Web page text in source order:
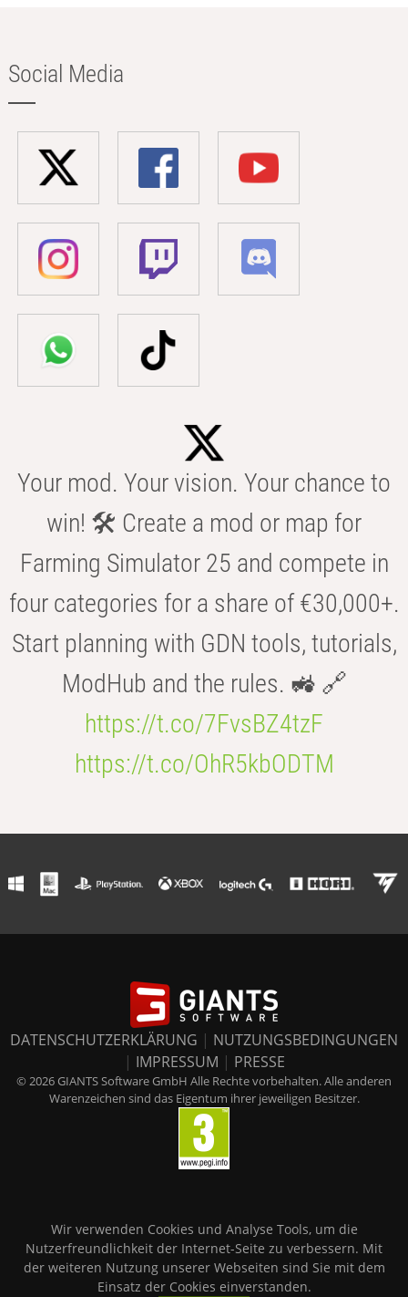
Social Media
Your mod. Your vision. Your chance to
win! 🛠️ Create a mod or map for
Farming Simulator 25 and compete in
four categories for a share of €30,000+.
Start planning with GDN tools, tutorials,
ModHub and the rules. 🚜 🔗
https://t.co/7FvsBZ4tzF
https://t.co/OhR5kbODTM
DATENSCHUTZERKLÄRUNG | NUTZUNGSBEDINGUNGEN
| IMPRESSUM | PRESSE
© 2026 GIANTS Software GmbH Alle Rechte vorbehalten. Alle anderen
Warenzeichen sind das Eigentum ihrer jeweiligen Besitzer.
Wir verwenden Cookies und Analyse Tools, um die
Nutzerfreundlichkeit der Internet-Seite zu verbessern. Mit
der weiteren Nutzung unserer Webseiten sind Sie mit dem
Einsatz der Cookies einverstanden.